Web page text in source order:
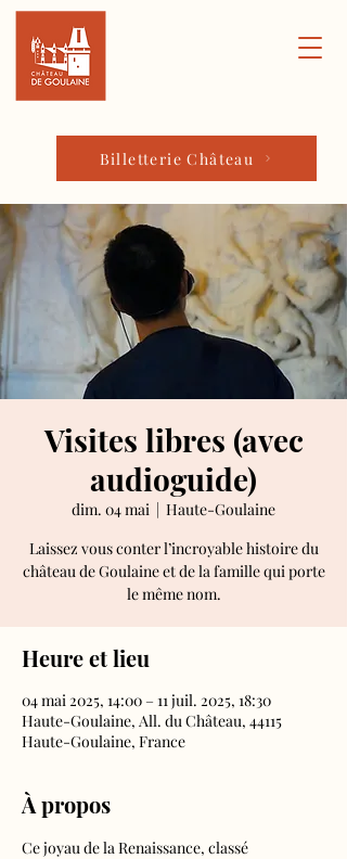
Billetterie Château
Visites libres (avec
audioguide)
dim. 04 mai
  |
Haute-Goulaine
Laissez vous conter l’incroyable histoire du
château de Goulaine et de la famille qui porte
le même nom.
Heure et lieu
04 mai 2025, 14:00 – 11 juil. 2025, 18:30
Haute-Goulaine, All. du Château, 44115
Haute-Goulaine, France
À propos
Ce joyau de la Renaissance, classé